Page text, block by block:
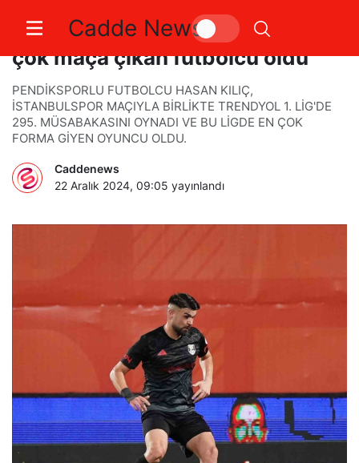
Cadde News
Hasan Kılıç, Trendyol 1. Lig’de en
çok maça çıkan futbolcu oldu
PENDİKSPORLU FUTBOLCU HASAN KILIÇ,
İSTANBULSPOR MAÇIYLA BİRLİKTE TRENDYOL 1. LİG'DE
295. MÜSABAKASINI OYNADI VE BU LİGDE EN ÇOK
FORMA GİYEN OYUNCU OLDU.
Caddenews
22 Aralık 2024, 09:05 yayınlandı